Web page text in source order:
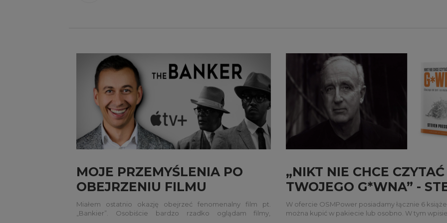
MOJE PRZEMYŚLENIA PO
OBEJRZENIU FILMU
„BANKIER”
Miałem ostatnio okazję obejrzeć fenomenalny film pt.
„Bankier”. Osobiście bardzo rzadko oglądam filmy,
„NIKT NIE CHCE CZYTAĆ
TWOJEGO G*WNA” -
PRESSFIELD
W ofercie OSMPower posiadamy łącznie 6
można kupić w pakiecie lub osobno. W tym wpisie